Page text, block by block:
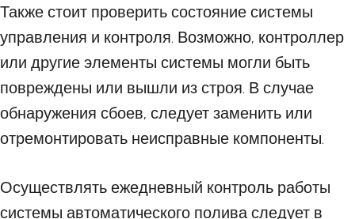
Также стоит проверить состояние системы
управления и контроля. Возможно, контроллер
или другие элементы системы могли быть
повреждены или вышли из строя. В случае
обнаружения сбоев, следует заменить или
отремонтировать неисправные компоненты.
Осуществлять ежедневный контроль работы
системы автоматического полива следует в